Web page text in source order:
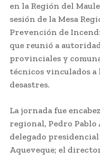
en la Región del
sesión de la Mesa
Prevención de
que reunió a
provinciales y
técnicos vinculados
desastres.
La jornada fue
regional, Pedro Pablo
delegado
Aqueveque; el